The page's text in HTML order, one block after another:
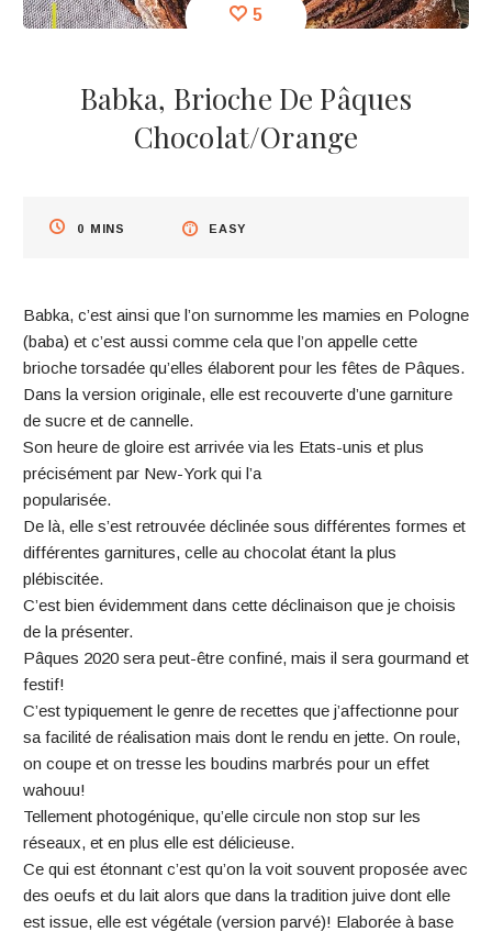
5
Babka, Brioche De Pâques
Chocolat/orange
0 MINS EASY
Babka, c’est ainsi que l’on surnomme les mamies en Pologne
(baba) et c’est aussi comme cela que l’on appelle cette
brioche torsadée qu’elles élaborent pour les fêtes de Pâques.
Dans la version originale, elle est recouverte d’une garniture
de sucre et de cannelle.
Son heure de gloire est arrivée via les Etats-unis et plus
précisément par New-York qui l’a
popularisée.
De là, elle s’est retrouvée déclinée sous différentes formes et
différentes garnitures, celle au chocolat étant la plus
plébiscitée.
C’est bien évidemment dans cette déclinaison que je choisis
de la présenter.
Pâques 2020 sera peut-être confiné, mais il sera gourmand et
festif!
C’est typiquement le genre de recettes que j’affectionne pour
sa facilité de réalisation mais dont le rendu en jette. On roule,
on coupe et on tresse les boudins marbrés pour un effet
wahouu!
Tellement photogénique, qu’elle circule non stop sur les
réseaux, et en plus elle est délicieuse.
Ce qui est étonnant c’est qu’on la voit souvent proposée avec
des oeufs et du lait alors que dans la tradition juive dont elle
est issue, elle est végétale (version parvé)! Elaborée à base